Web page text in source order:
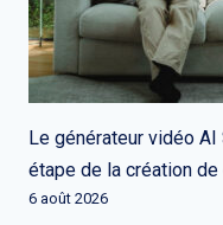
Le générateur vidéo
étape de la création
6 août 2026